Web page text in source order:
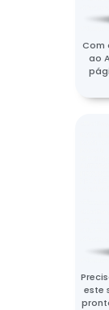
Com
ao
este